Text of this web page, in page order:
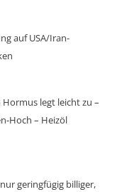
auf USA/Iran-
legt leicht zu –
Hoch – Heizöl
geringfügig billiger,